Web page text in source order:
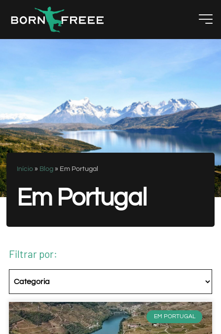
Início » Blog » Em Portugal
Em Portugal
Filtrar por:
EM PORTUGAL